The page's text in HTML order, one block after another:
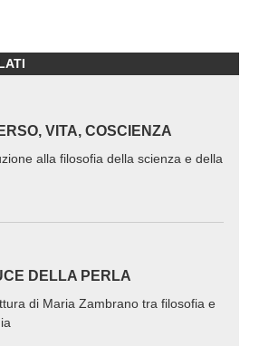
VITA, COSCIENZA
alla filosofia della scienza e della
DELLA PERLA
di Maria Zambrano tra filosofia e